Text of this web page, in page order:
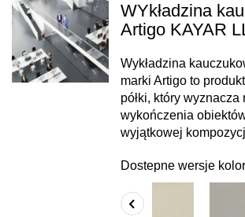
WYkładzina
Artigo KAYAR
Wykładzina
marki Artigo to
półki, który
wykończenia
wyjątkowej
Dostepne wersje